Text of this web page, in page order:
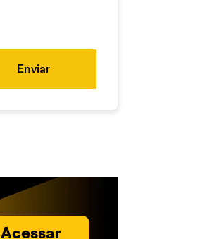
Enviar
Acessar